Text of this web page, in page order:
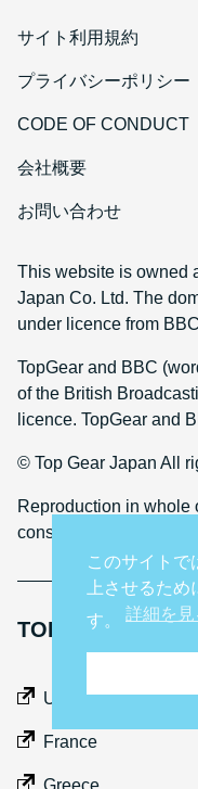
サイト利用規約
プライバシーポリシー
CODE OF CONDUCT
会社概要
お問い合わせ
This website is owned
Japan Co. Ltd. The
under licence from
TopGear and BBC
of the British
licence. TopGear and
© Top Gear Japan All
Reproduction in whole
consent
TOP GEAR
UK
France
Greece
このサイトで
上させるた
す。 詳細を見